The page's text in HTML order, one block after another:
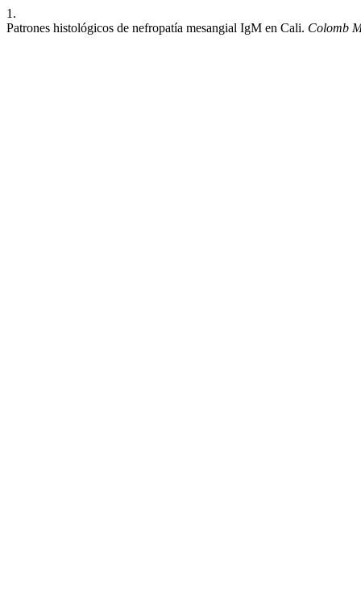
1.
Patrones histológicos de nefropatía mesangial IgM en Cali. Colomb